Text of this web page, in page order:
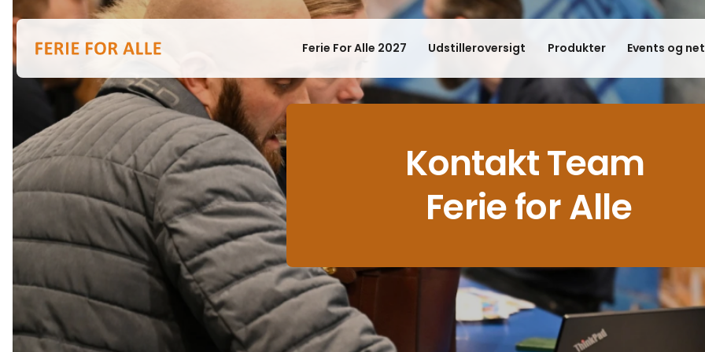
Ferie For Alle 2027 Udstilleroversigt Produkter Events og
Kontakt Team
Ferie for Alle